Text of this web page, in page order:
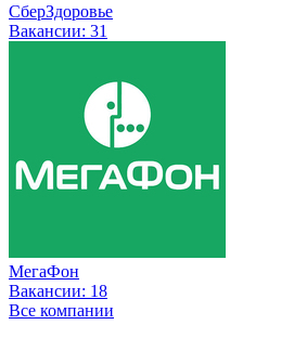
СберЗдоровье
Вакансии: 31
МегаФон
Вакансии: 18
Все компании